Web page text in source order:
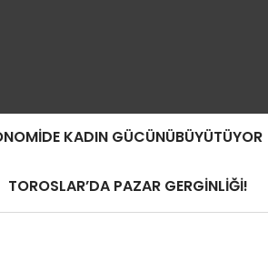
KADIN GÜCÜNÜBÜYÜTÜYOR
TOROSLAR’DA PAZAR GERGİNLİĞİ!